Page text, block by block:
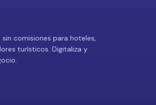
comisiones para hoteles,
turísticos. Digitaliza y